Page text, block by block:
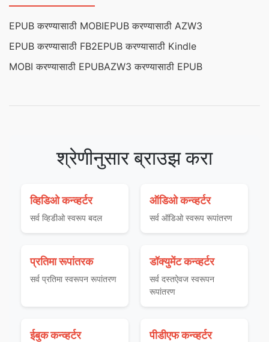
EPUB करण्यासाठी MOBIEPUB करण्यासाठी AZW3
EPUB करण्यासाठी FB2EPUB करण्यासाठी Kindle
MOBI करण्यासाठी EPUBAZW3 करण्यासाठी EPUB
श्रेणीनुसार ब्राउझ करा
व्हिडिओ कन्व्हर्टर
सर्व व्हिडीओ स्वरूप बदल
ऑडिओ कन्व्हर्टर
सर्व ऑडिओ स्वरूप रूपांतरण
प्रतिमा रूपांतरक
सर्व प्रतिमा स्वरूपन रूपांतरण
डॉक्युमेंट कन्व्हर्टर
सर्व दस्तऐवज स्वरूपन
रूपांतरण
ईबुक कन्व्हर्टर पीडीएफ कन्व्हर्टर